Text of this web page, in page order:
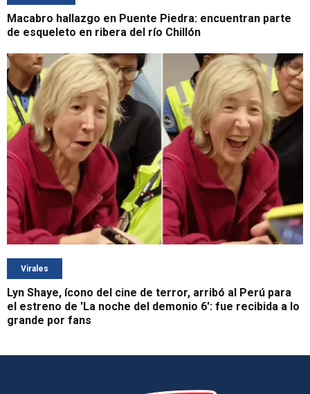
Macabro hallazgo en Puente Piedra: encuentran parte
de esqueleto en ribera del río Chillón
Virales
Lyn Shaye, ícono del cine de terror, arribó al Perú para
el estreno de 'La noche del demonio 6': fue recibida a lo
grande por fans